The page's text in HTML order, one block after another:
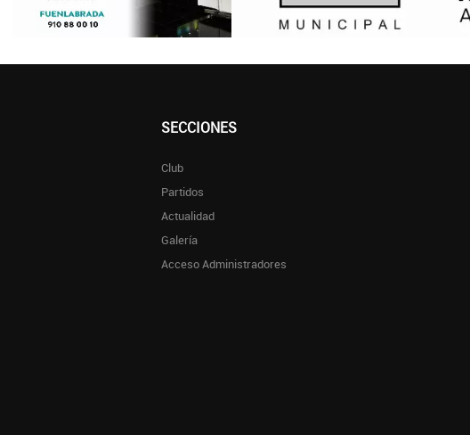
SECCIONES
Club
Partidos
Actualidad
Galería
Acceso Administradores